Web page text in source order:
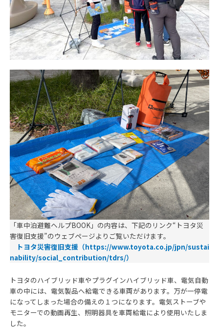
「車中泊避難ヘルプBOOK」の内容は、下記のリンク“トヨタ災
害復旧支援”のウェブページよりご覧いただけます。
トヨタ災害復旧支援（https://www.toyota.co.jp/jpn/sustai
nability/social_contribution/tdrs/）
トヨタのハイブリッド車やプラグインハイブリッド車、電気自動
車の中には、電気製品へ給電できる車両があります。万が一停電
になってしまった場合の備えの１つになります。電気ストーブや
モニターでの動画再生、照明器具を車両給電により使用いたしま
した。